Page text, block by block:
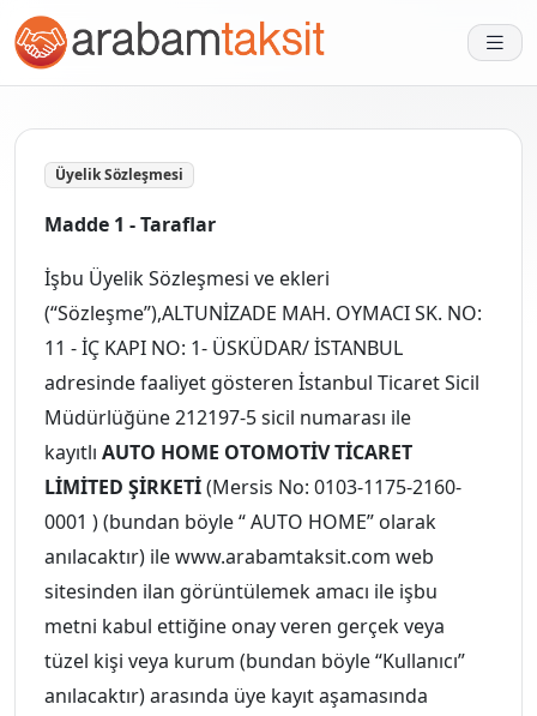
Üyelik Sözleşmesi
Madde 1 - Taraflar
İşbu Üyelik Sözleşmesi ve ekleri
(“Sözleşme”),ALTUNİZADE MAH. OYMACI SK. NO:
11 - İÇ KAPI NO: 1- ÜSKÜDAR/ İSTANBUL
adresinde faaliyet gösteren İstanbul Ticaret Sicil
Müdürlüğüne 212197-5 sicil numarası ile
kayıtlı AUTO HOME OTOMOTİV TİCARET
LİMİTED ŞİRKETİ(Mersis No: 0103-1175-2160-
0001 ) (bundan böyle “ AUTO HOME” olarak
anılacaktır) ile www.arabamtaksit.com web
sitesinden ilan görüntülemek amacı ile işbu
metni kabul ettiğine onay veren gerçek veya
tüzel kişi veya kurum (bundan böyle “Kullanıcı”
anılacaktır) arasında üye kayıt aşamasında